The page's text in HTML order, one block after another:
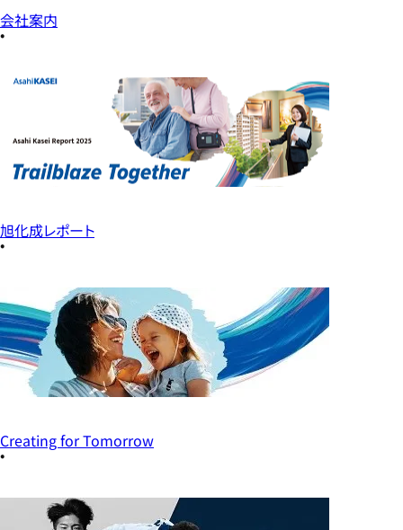
会社案内
旭化成レポート
Creating for Tomorrow